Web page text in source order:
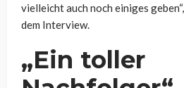
vielleicht auch noch einiges
dem Interview.
„Ein toller